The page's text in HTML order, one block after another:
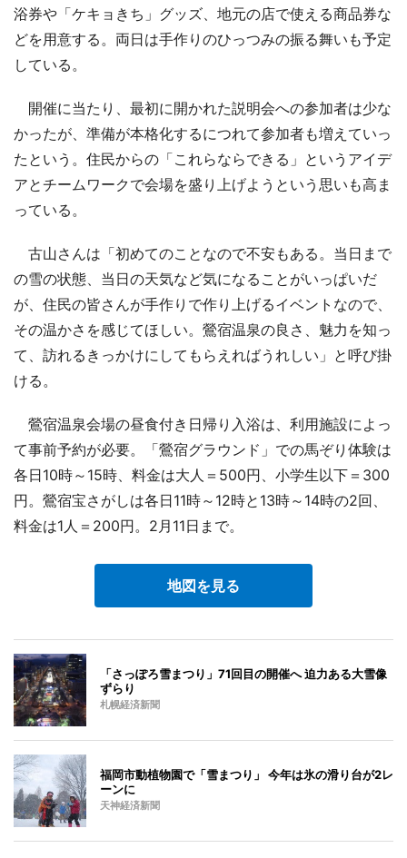
浴券や「ケキョきち」グッズ、地元の店で使える商品券な
どを用意する。両日は手作りのひっつみの振る舞いも予定
している。
開催に当たり、最初に開かれた説明会への参加者は少な
かったが、準備が本格化するにつれて参加者も増えていっ
たという。住民からの「これらならできる」というアイデ
アとチームワークで会場を盛り上げようという思いも高ま
っている。
古山さんは「初めてのことなので不安もある。当日まで
の雪の状態、当日の天気など気になることがいっぱいだ
が、住民の皆さんが手作りで作り上げるイベントなので、
その温かさを感じてほしい。鶯宿温泉の良さ、魅力を知っ
て、訪れるきっかけにしてもらえればうれしい」と呼び掛
ける。
鶯宿温泉会場の昼食付き日帰り入浴は、利用施設によっ
て事前予約が必要。「鶯宿グラウンド」での馬ぞり体験は
各日10時～15時、料金は大人＝500円、小学生以下＝300
円。鶯宿宝さがしは各日11時～12時と13時～14時の2回、
料金は1人＝200円。2月11日まで。
地図を見る
「さっぽろ雪まつり」71回目の開催へ 迫力ある大雪像
ずらり
札幌経済新聞
福岡市動植物園で「雪まつり」 今年は氷の滑り台が2レ
ーンに
天神経済新聞